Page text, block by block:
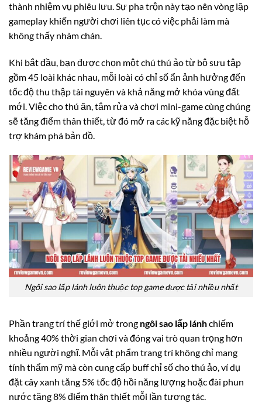
thành nhiệm vụ phiêu lưu. Sự pha trộn này tạo nên vòng lặp
gameplay khiến người chơi liên tục có việc phải làm mà
không thấy nhàm chán.
Khi bắt đầu, bạn được chọn một chú thú ảo từ bộ sưu tập
gồm 45 loài khác nhau, mỗi loài có chỉ số ẩn ảnh hưởng đến
tốc độ thu thập tài nguyên và khả năng mở khóa vùng đất
mới. Việc cho thú ăn, tắm rửa và chơi mini-game cùng chúng
sẽ tăng điểm thân thiết, từ đó mở ra các kỹ năng đặc biệt hỗ
trợ khám phá bản đồ.
Ngôi sao lấp lánh luôn thuộc top game được tải nhiều nhất
Phần trang trí thế giới mở trong ngôi sao lấp lánhchiếm
khoảng 40% thời gian chơi và đóng vai trò quan trọng hơn
nhiều người nghĩ. Mỗi vật phẩm trang trí không chỉ mang
tính thẩm mỹ mà còn cung cấp buff chỉ số cho thú ảo, ví dụ
đặt cây xanh tăng 5% tốc độ hồi năng lượng hoặc đài phun
nước tăng 8% điểm thân thiết mỗi lần tương tác.